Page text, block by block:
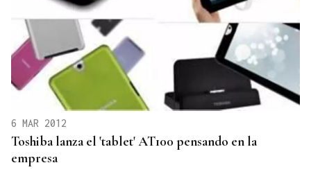
6 MAR 2012
Toshiba lanza el 'tablet' AT100 pensando en la
empresa